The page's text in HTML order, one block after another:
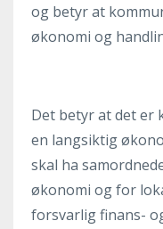
og betyr at
økonomi og
Det betyr at det er
en langsiktig
skal ha
økonomi og for
forsvarlig finans-